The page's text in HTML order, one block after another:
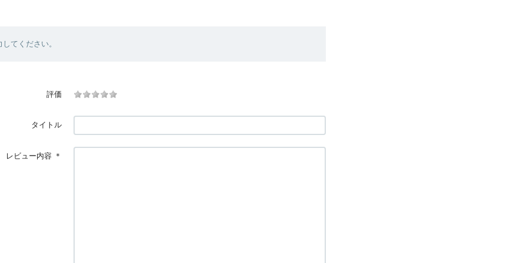
てください。
評価
タイトル
レビュー内容 ＊